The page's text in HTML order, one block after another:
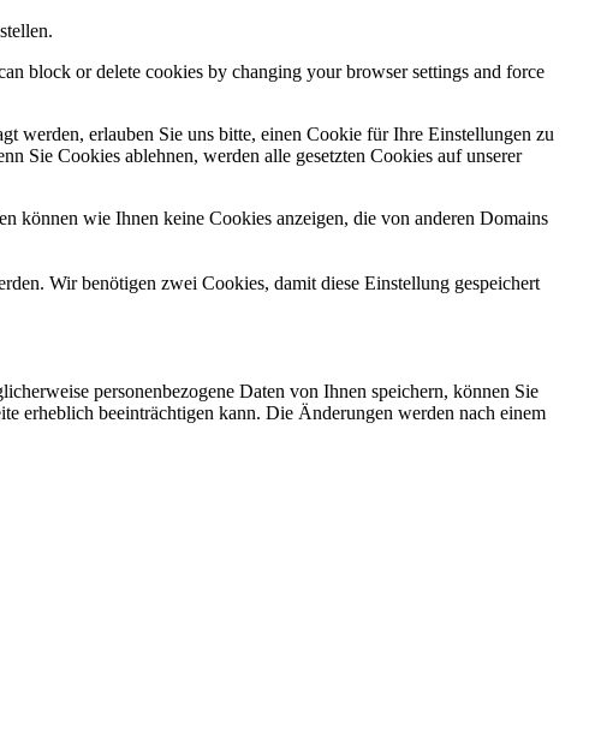
block or delete cookies by changing your browser settings and force
werden, erlauben Sie uns bitte, einen Cookie für Ihre Einstellungen zu
Sie Cookies ablehnen, werden alle gesetzten Cookies auf unserer
können wie Ihnen keine Cookies anzeigen, die von anderen Domains
Wir benötigen zwei Cookies, damit diese Einstellung gespeichert
personenbezogene Daten von Ihnen speichern, können Sie
erheblich beeinträchtigen kann. Die Änderungen werden nach einem